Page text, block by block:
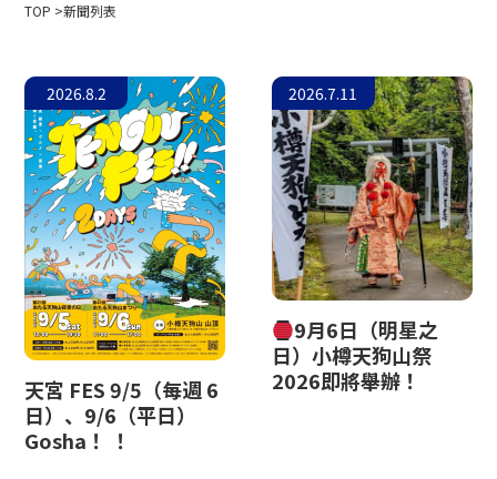
滑雪場使用條款與條件
相關連結
北海道中央巴士株式會社
新雪谷安努普利國際滑雪場
小樽藤
新雪谷溫泉鄉 Ikoinoyu Inn 伊呂波
小樽市政府
小樽觀光協會
北海道空中纜車協會
天狗山滑雪學校
小樽滑雪聯盟
小樽天狗山滑雪學校
小樽玻璃工作室
TOP 新聞列表
2026.8.2
天宮 FES 9/5（每週 6
日）、9/6（平日）
Gosha！ ！
2026.7.11
9月6日（明星之
日）小樽天狗山祭
2026即將舉辦！